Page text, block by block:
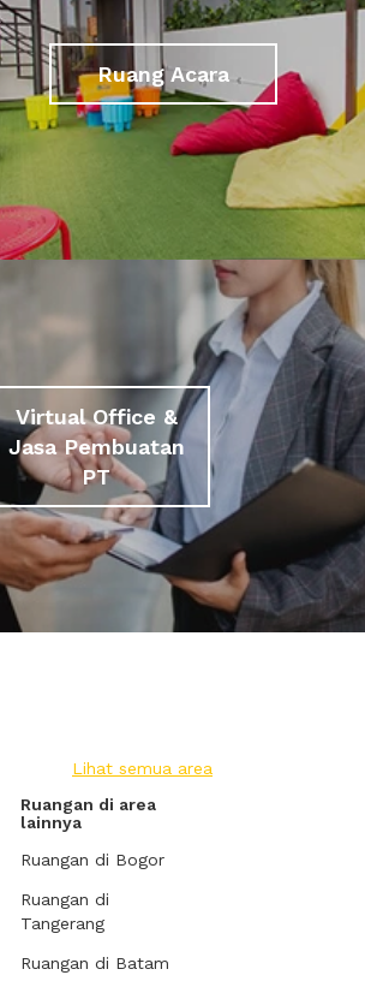
Ruang Acara
Virtual Office &
Jasa Pembuatan
PT
Lihat semua area
Ruangan di area
lainnya
Ruangan di Bogor
Ruangan di
Tangerang
Ruangan di Batam